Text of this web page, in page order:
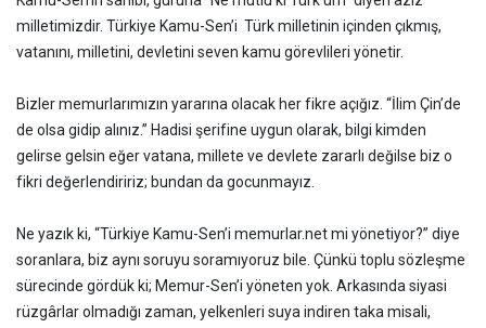
milletimizdir. Türkiye Kamu-Sen’i Türk milletinin içinden çıkmış,
vatanını, milletini, devletini seven kamu görevlileri yönetir.
Bizler memurlarımızın yararına olacak her fikre açığız. “İlim Çin’de
de olsa gidip alınız.” Hadisi şerifine uygun olarak, bilgi kimden
gelirse gelsin eğer vatana, millete ve devlete zararlı değilse biz o
fikri değerlendiririz; bundan da gocunmayız.
Ne yazık ki, “Türkiye Kamu-Sen’i memurlar.net mi yönetiyor?” diye
soranlara, biz aynı soruyu soramıyoruz bile. Çünkü toplu sözleşme
sürecinde gördük ki; Memur-Sen’i yöneten yok. Arkasında siyasi
rüzgârlar olmadığı zaman, yelkenleri suya indiren taka misali,